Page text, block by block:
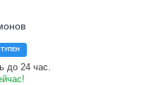
до 24 час.